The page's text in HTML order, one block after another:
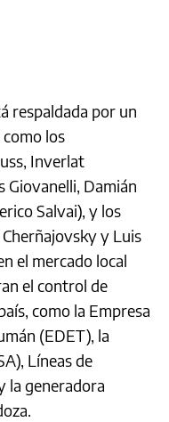
respaldada por un
los
Inverlat
Giovanelli, Damián
Salvai), y los
y Luis
el mercado local
el control de
como la Empresa
(EDET), la
Líneas de
la generadora